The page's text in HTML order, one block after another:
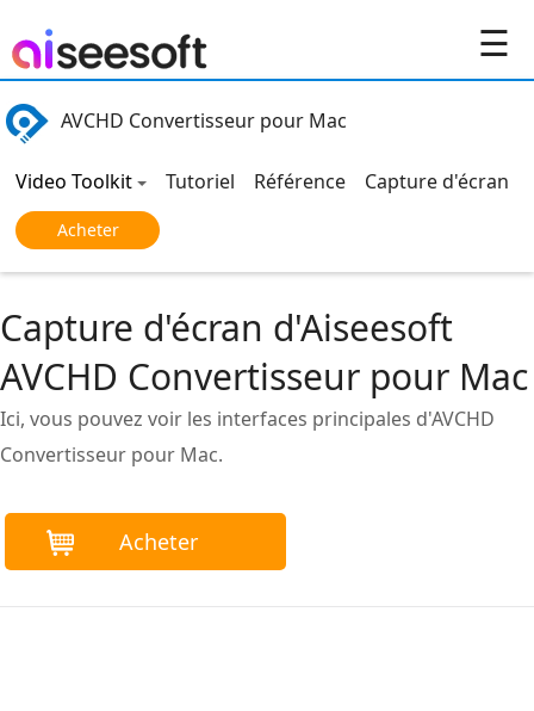
☰
AVCHD Convertisseur pour Mac
Video Toolkit Tutoriel Référence Capture d'écran
Acheter
Capture d'écran d'Aiseesoft
AVCHD Convertisseur pour Mac
Ici, vous pouvez voir les interfaces principales d'AVCHD
Convertisseur pour Mac.
Acheter